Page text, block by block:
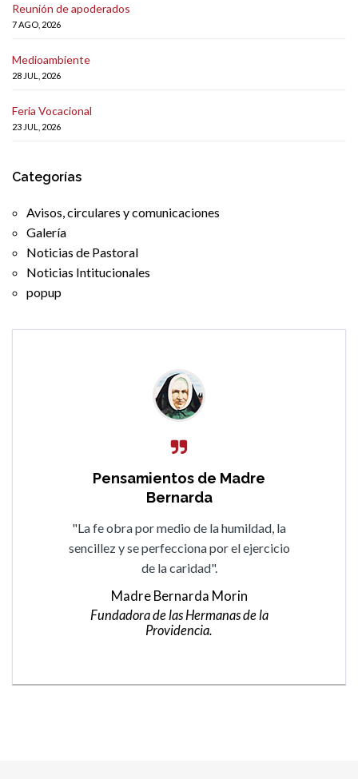
Reunión de apoderados
7 AGO, 2026
Medioambiente
28 JUL, 2026
Feria Vocacional
23 JUL, 2026
Categorías
Avisos, circulares y comunicaciones
Galería
Noticias de Pastoral
Noticias Intitucionales
popup
Pensamientos de Madre
Bernarda
"La fe obra por medio de la humildad, la
sencillez y se perfecciona por el ejercicio
de la caridad".
Madre Bernarda Morin
Fundadora de las Hermanas de la
Providencia.